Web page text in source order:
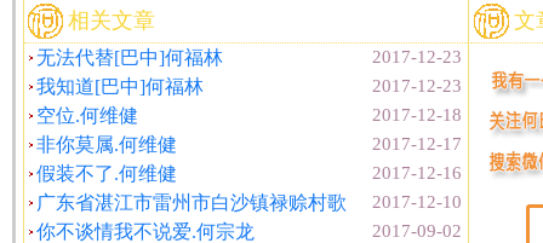
相关文章
2017-12-23
无法代替[巴中]何福林
2017-12-23
我知道[巴中]何福林
2017-12-18
空位.何维健
2017-12-17
非你莫属.何维健
2017-12-16
假装不了.何维健
2017-12-10
广东省湛江市雷州市白沙镇禄赊村歌
2017-09-02
你不谈情我不说爱.何宗龙
文